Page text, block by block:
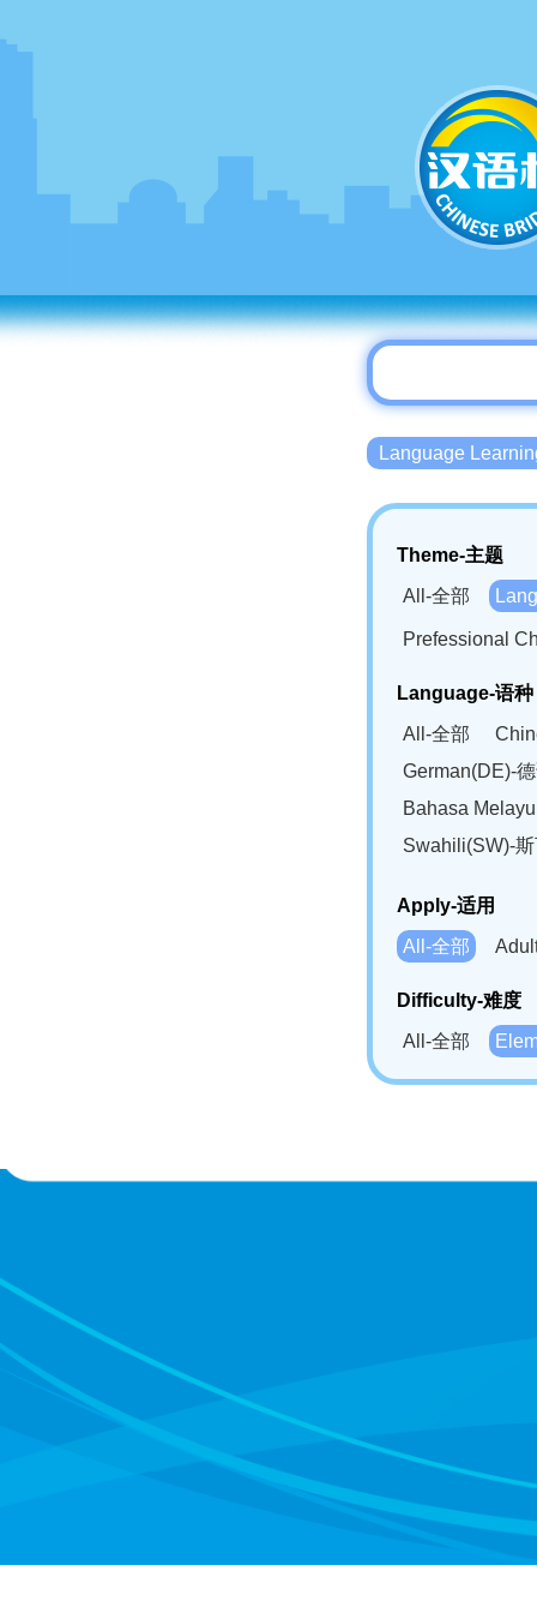
Language
Theme-主题
All-全部
Prefessional
Language-语种
All-全部
German(DE)-
Bahasa
Swahili(SW)-
Apply-适用
All-全部
Difficulty-难度
All-全部